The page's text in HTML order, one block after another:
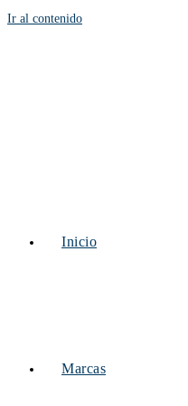
Ir al contenido
Inicio
Marcas